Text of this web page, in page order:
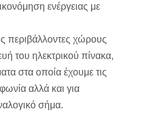
ενέργειας με
περιβάλλοντες χώρους
του ηλεκτρικού πίνακα,
στα οποία έχουμε τις
αλλά και για
σήμα.